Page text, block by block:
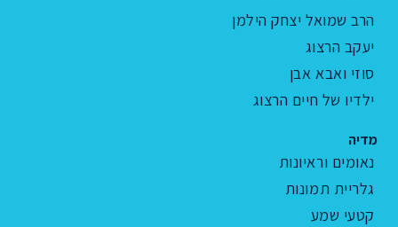
הרב שמואל יצחק הילמן
יעקב הרצוג
סוזי ואבא אבן
ילדיו של חיים הרצוג
מדיה
נאומים וראיונות
גלריית תמונות
קטעי שמע